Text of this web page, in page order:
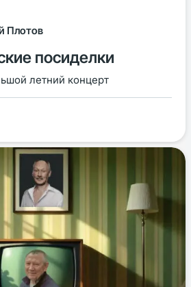
Плотов
посиделки
летний концерт